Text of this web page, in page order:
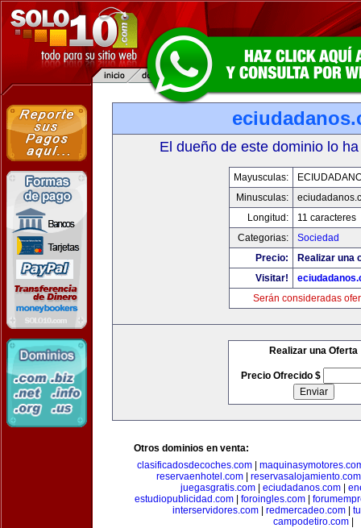
El dueño de este dominio lo
Mayusculas:
Minusculas:
Longitud:
11 caracteres
Categorias:
Sociedad
Precio:
Realizar una
Visitar!
Serán consideradas
Realizar una Oferta
Precio Ofrecido $
Otros dominios en venta:
clasificadosdecoches.com
reservaenhotel.com| reservasalojamiento.com
juegasgratis.com
eciudadanos.com
estudiopublicidad.com| foroingles.com|
interservidores.com
redmercadeo.com
campodetiro.com